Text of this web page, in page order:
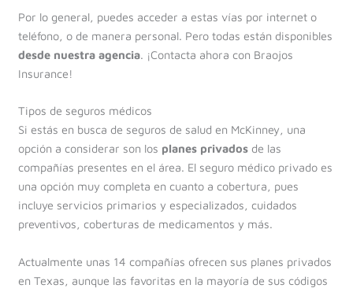
Por lo general, puedes acceder a estas vías por internet o
teléfono, o de manera personal. Pero todas están disponibles
desde nuestra agencia. ¡Contacta ahora con Braojos
Insurance!
Tipos de seguros médicos
Si estás en busca de seguros de salud en McKinney, una
opción a considerar son los planes privadosde las
compañías presentes en el área. El seguro médico privado es
una opción muy completa en cuanto a cobertura, pues
incluye servicios primarios y especializados, cuidados
preventivos, coberturas de medicamentos y más.
Actualmente unas 14 compañías ofrecen sus planes privados
en Texas, aunque las favoritas en la mayoría de sus códigos